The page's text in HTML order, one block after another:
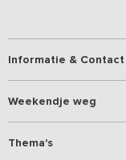
Informatie & Contact
Weekendje weg
Thema's